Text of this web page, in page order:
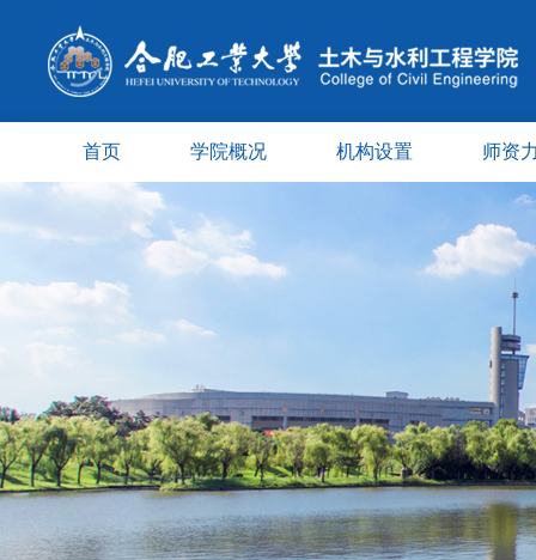
首页 学院概况 机构设置 师资